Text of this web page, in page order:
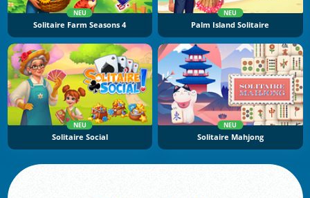
NEU
Solitaire Farm Seasons 4
NEU
Palm Island Solitaire
NEU
Solitaire Social
NEU
Solitaire Mahjong